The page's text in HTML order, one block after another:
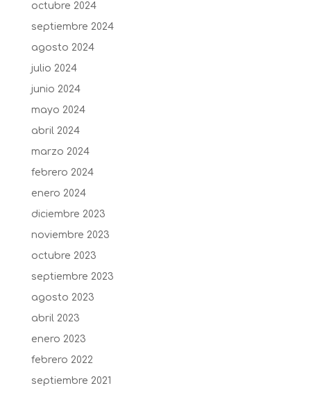
octubre 2024
septiembre 2024
agosto 2024
julio 2024
junio 2024
mayo 2024
abril 2024
marzo 2024
febrero 2024
enero 2024
diciembre 2023
noviembre 2023
octubre 2023
septiembre 2023
agosto 2023
abril 2023
enero 2023
febrero 2022
septiembre 2021